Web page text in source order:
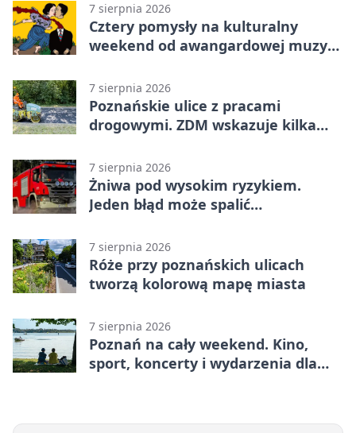
7 sierpnia 2026
Cztery pomysły na kulturalny
weekend od awangardowej muzyki
7 sierpnia 2026
Poznańskie ulice z pracami
drogowymi. ZDM wskazuje kilka
7 sierpnia 2026
Żniwa pod wysokim ryzykiem.
Jeden błąd może spalić
7 sierpnia 2026
Róże przy poznańskich ulicach
tworzą kolorową mapę miasta
7 sierpnia 2026
Poznań na cały weekend. Kino,
sport, koncerty i wydarzenia dla